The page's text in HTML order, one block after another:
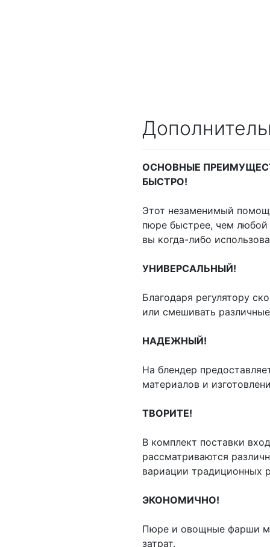
ОСНОВНЫЕ
БЫСТРО!
Этот незаменимый
пюре быстрее, чем
вы когда-либо
УНИВЕРСАЛЬНЫЙ!
Благодаря регулятору
или смешивать
НАДЕЖНЫЙ!
На блендер
материалов и
ТВОРИТЕ!
В комплект поставки
рассматриваются
вариации традиционных
ЭКОНОМИЧНО!
Пюре и овощные фарши
затрат.